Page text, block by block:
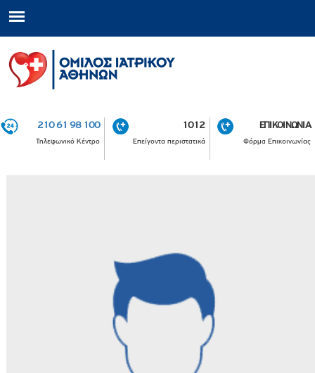
210 61 98 100
Τηλεφωνικό Κέντρο
1012
Επείγοντα περιστατικά
ΕΠΙΚΟΙΝΩΝΙΑ
Φόρμα Επικοινωνίας